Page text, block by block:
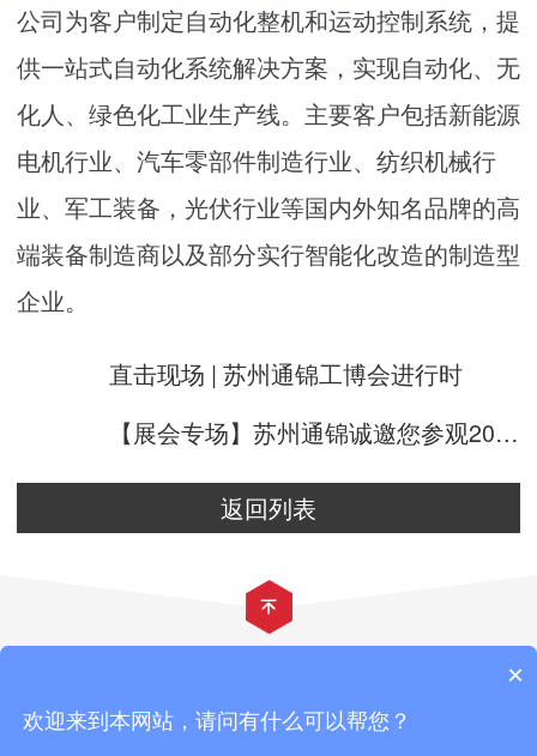
公司为客户制定自动化整机和运动控制系统，提
供一站式自动化系统解决方案，实现自动化、无
化人、绿色化工业生产线。 主要客户包括新能源
电机行业、汽车零部件制造行业、纺织机械行
业、军工装备，光伏行业等国内外知名品牌的高
端装备制造商以及部分实行智能化改造的制造型
企业。
直击现场 | 苏州通锦工博会进行时
【展会专场】苏州通锦诚邀您参观2019国际（合肥
返回列表
地址：苏州高新区建林路411号
×
欢迎来到本网站，请问有什么可以帮您？